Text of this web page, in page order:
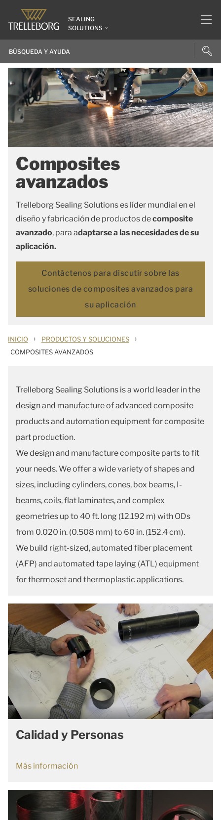
SEALING
SOLUTIONS
Composites
avanzados
Trelleborg Sealing Solutions es líder mundial en el
diseño y fabricación de productos decomposite
avanzado, para adaptarse a las necesidades de su
aplicación.
Contáctenos para discutir sobre las
soluciones de composites avanzados para
su aplicación
INICIO › PRODUCTOS Y SOLUCIONES ›
COMPOSITES AVANZADOS
Trelleborg Sealing Solutions is a world leader in the
design and manufacture of advanced composite
products and automation equipment for composite
part production.
We design and manufacture composite parts to fit
your needs. We offer a wide variety of shapes and
sizes, including cylinders, cones, box beams, I-
beams, coils, flat laminates, and complex
geometries up to 40 ft. long (12.192 m) with ODs
from 0.020 in. (0.508 mm) to 60 in. (152.4 cm).
We build right-sized, automated fiber placement
(AFP) and automated tape laying (ATL) equipment
for thermoset and thermoplastic applications.
Calidad y Personas
Más información